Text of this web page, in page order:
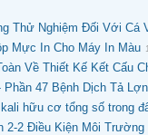
Thử Nghiệm Đối Với Cá
Mực In Cho Máy In Màu
Về Thiết Kế Kết Cấu
47 Bệnh Dịch Tả
hữu cơ tổng số trong
2-2 Điều Kiện Môi Trường